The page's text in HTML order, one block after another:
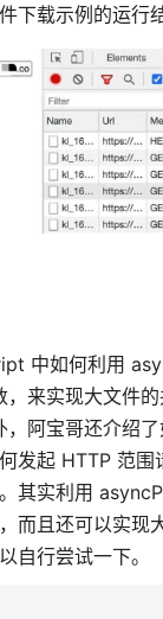
下载示例的运行结
中如何利用
来实现大文件
阿宝哥还介绍
发起 HTTP 范围
其实利用
而且还可以实现
自行尝试一下。